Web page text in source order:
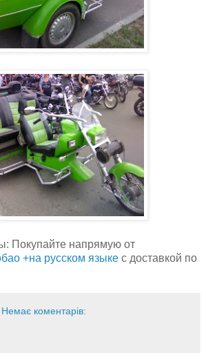
Покупайте напрямую от
+на русском языке с доставкой по
Немає коментарів: